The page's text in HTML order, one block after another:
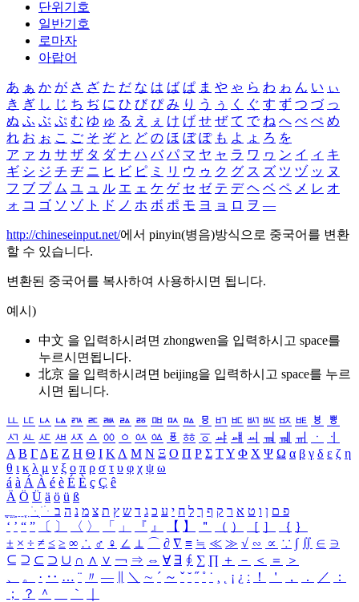
단위기호
일반기호
로마자
아랍어
あ ぁ か が さ ざ た だ な は ば ぱ ま や ゃ ら わ ゎ ん い ぃ
き ぎ し じ ち ぢ に ひ び ぴ み り う ぅ く ぐ す ず つ づ っ
ぬ ふ ぶ ぷ む ゆ ゅ る え ぇ け げ せ ぜ て で ね へ べ ぺ め
れ お ぉ こ ご そ ぞ と ど の ほ ぼ ぽ も よ ょ ろ を
ア ァ カ サ ザ タ ダ ナ ハ バ パ マ ヤ ャ ラ ワ ヮ ン イ ィ キ
ギ シ ジ チ ヂ ニ ヒ ビ ピ ミ リ ウ ゥ ク グ ス ズ ツ ヅ ッ ヌ
フ ブ プ ム ユ ュ ル エ ェ ケ ゲ セ ゼ テ デ ヘ ベ ペ メ レ オ
ォ コ ゴ ソ ゾ ト ド ノ ホ ボ ポ モ ヨ ョ ロ ヲ ―
http://chineseinput.net/에서 pinyin(병음)방식으로 중국어를 변환
할 수 있습니다.
변환된 중국어를 복사하여 사용하시면 됩니다.
예시)
中文 을 입력하시려면 zhongwen을 입력하시고 space를
누르시면됩니다.
北京 을 입력하시려면 beijing을 입력하시고 space를 누르
시면 됩니다.
ㅥ ㅦ ㅧ ㅨ ㅩ ㅪ ㅫ ㅬ ㅭ ㅮ ㅯ ㅰ ㅱ ㅲ ㅳ ㅴ ㅵ ㅶ ㅷ ㅸ
ㅹ
ㅺ ㅻ ㅼ ㅽ ㅾ ㅿ ㆀ ㆁ ㆂ ㆃ ㆄ ㆅ ㆆ ㆇ ㆈ ㆉ ㆊ ㆋ ㆌ ㆍ
ㆎ
Α Β ΓΔ Ε Ζ Η Θ Ι ΚΛ Μ Ν Ξ Ο Π Ρ Σ ΤΥ Φ Χ Ψ Ω α β γ δ ε ζ η
θ ι κ λ μ ν ξ ο π ρ σ τ υ φ χ ψ ω
á à Á À é è É È ç Ç ê
Ä Ö Ü ä ö ü ß
ִֶֹ ֻּ ׁׂ פ ם ן ו ט א ר ק ף ך ל ח י ע כ ג ד ש ץ ת צ מ נ ה ב
‘ ’ “ ” 〔 〕 〈 〉 「 」 『 』 【 】 ＂ （ ） ［ ］ ｛ ｝
± × ÷ ≠ ≤ ≥ ∞ ∴ ♂ ♀ ∠ ⊥ ⌒ ∂ ∇ ≡ ≒ ≪ ≫ √ ∽ ∝ ∵ ∫ ∬ ∈ ∋
⊆ ⊇ ⊂ ⊃ ∪ ∩ ∧ ∨ ￢ ⇒ ⇔ ∀ ∃ ∮ ∑ ∏ ＋ － ＜ ＝
＞
、
。 · ‥ … ¨ 〃 ― ＼ ∼ ´ ～ ˇ ˘ ˝ ˚ ˙ ¸ ¡ ¿ ː ！ ＇ ， ． ／
：
；
？ ＾ ｀